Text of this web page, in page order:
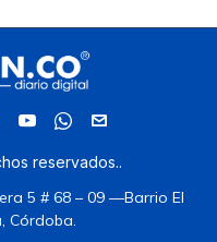
reservados..
5 # 68 – 09 —Barrio El
Córdoba.